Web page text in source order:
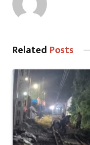
Related Posts